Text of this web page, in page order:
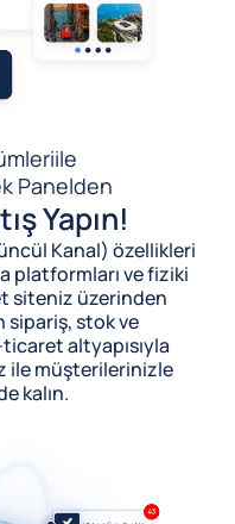
ile
Panelden
Yapın!
Kanal) özellikleri
platformları ve fiziki
siteniz üzerinden
sipariş, stok ve
altyapısıyla
ile müşterilerinizle
kalın.